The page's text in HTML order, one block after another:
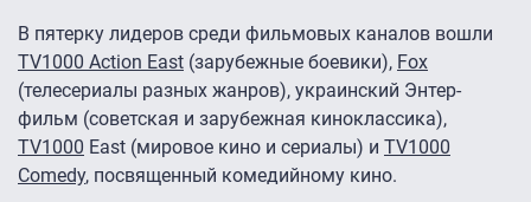
В пятерку лидеров среди фильмовых каналов вошли
TV1000 Action East (зарубежные боевики), Fox
(телесериалы разных жанров), украинский Энтер-
фильм (советская и зарубежная киноклассика),
TV1000 East (мировое кино и сериалы) и TV1000
Comedy, посвященный комедийному кино.